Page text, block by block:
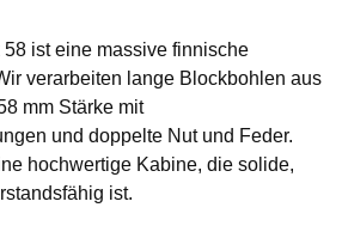
58 isteine massive finnische
verarbeiten lange Bl ockbohlen aus
mm Stärke mit
und doppelte Nut und Feder.
hochwertige Kabine, die solide,
ist.